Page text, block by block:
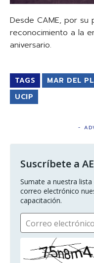
Desde CAME, por
reconocimiento a la
aniversario.
TAGS MAR DEL
UCIP
-
Suscríbete a
Sumate a nuestra
correo electrónico
capacitación.
Correo electrónico